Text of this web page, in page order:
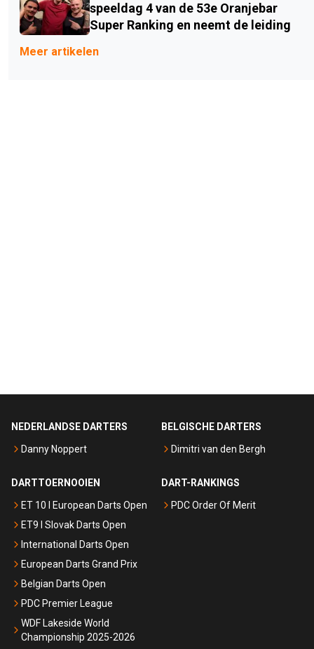
speeldag 4 van de 53e Oranjebar
Super Ranking en neemt de leiding
Meer artikelen
NEDERLANDSE DARTERS
Danny Noppert
BELGISCHE DARTERS
Dimitri van den Bergh
DARTTOERNOOIEN
ET 10 I European Darts Open
ET9 I Slovak Darts Open
International Darts Open
European Darts Grand Prix
Belgian Darts Open
PDC Premier League
WDF Lakeside World
Championship 2025-2026
DART-RANKINGS
PDC Order Of Merit